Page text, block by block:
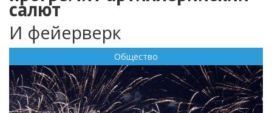
салют
И фейерверк
Общество